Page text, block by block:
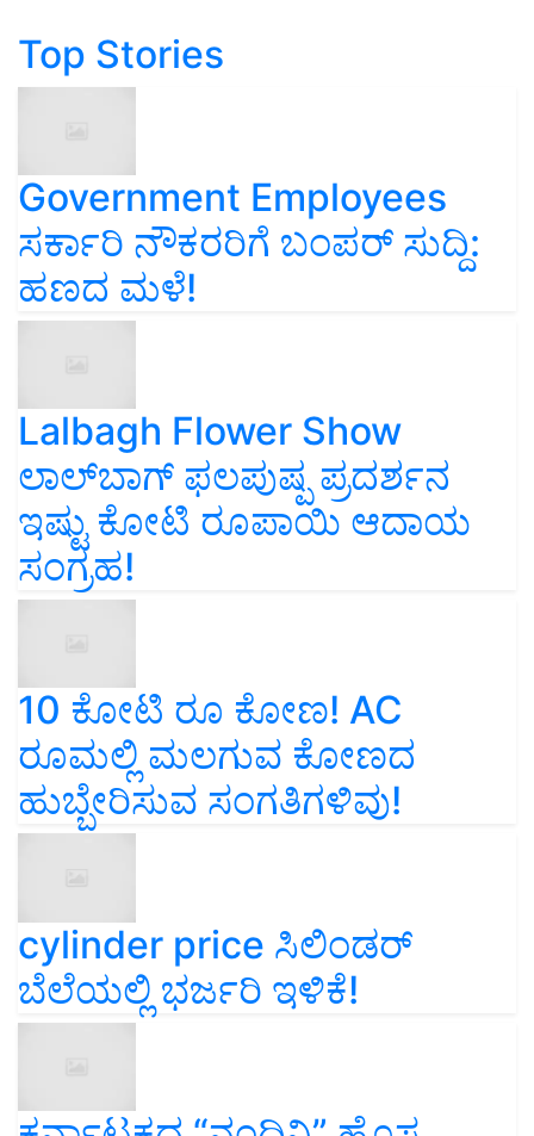
Top Stories
Government Employees
ಸರ್ಕಾರಿ ನೌಕರರಿಗೆ ಬಂಪರ್‌ ಸುದ್ದಿ:
ಹಣದ ಮಳೆ!
Lalbagh Flower Show
ಲಾಲ್‌ಬಾಗ್ ಫಲಪುಷ್ಪ ಪ್ರದರ್ಶನ
ಇಷ್ಟು ಕೋಟಿ ರೂಪಾಯಿ ಆದಾಯ
ಸಂಗ್ರಹ!
10 ಕೋಟಿ ರೂ ಕೋಣ! AC
ರೂಮಲ್ಲಿ ಮಲಗುವ ಕೋಣದ
ಹುಬ್ಬೇರಿಸುವ ಸಂಗತಿಗಳಿವು!
cylinder price ಸಿಲಿಂಡರ್‌
ಬೆಲೆಯಲ್ಲಿ ಭರ್ಜರಿ ಇಳಿಕೆ!